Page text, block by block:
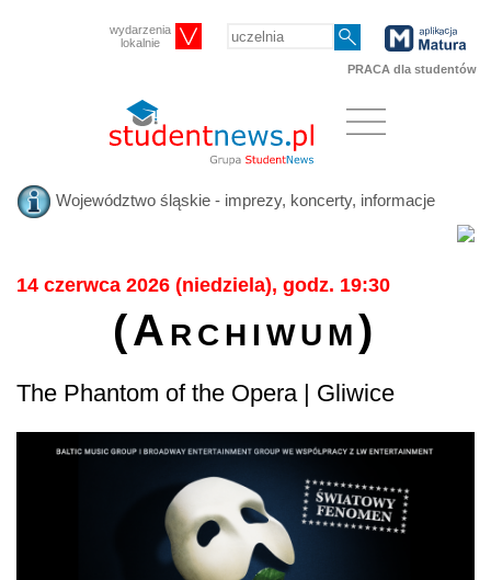
wydarzenia
lokalnie
PRACA dla studentów
Województwo śląskie - imprezy, koncerty, informacje
14 czerwca 2026 (niedziela), godz. 19:30
(Archiwum)
The Phantom of the Opera | Gliwice